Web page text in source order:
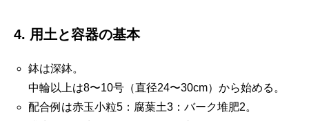
4. 用土と容器の基本
鉢は深鉢。
中輪以上は8〜10号（直径24〜30cm）から始める。
配合例は赤玉小粒5：腐葉土3：バーク堆肥2。